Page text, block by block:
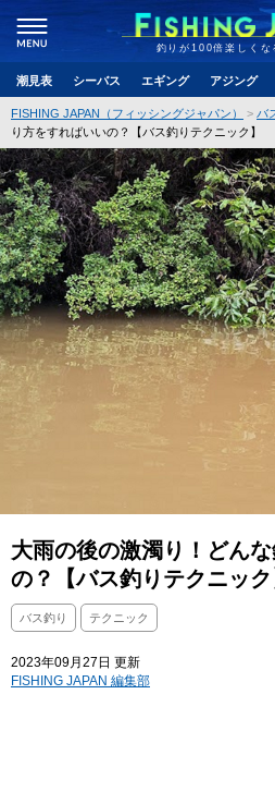
釣りが100倍楽しくな
潮見表 シーバス エギング アジング
FISHING JAPAN（フィッシングジャパン） バ
り方をすればいいの？【バス釣りテクニック】
大雨の後の激濁り！どん
の？【バス釣りテクニック
バス釣り テクニック
2023年09月27日 更新
FISHING JAPAN 編集部